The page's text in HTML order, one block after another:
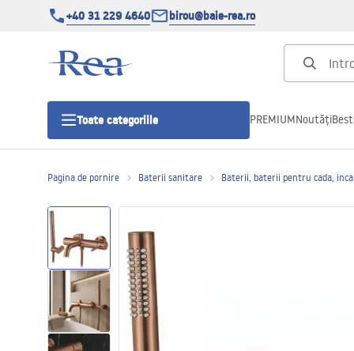
+40 31 229 4640 birou@baie-rea.ro
Toate categoriile
Usi pentru cabine de dus
Cadite de dus
Rigole Liniare
PREMIUMNoutăți
Pagina de pornire Baterii sanitare Baterii, baterii pentru cada,